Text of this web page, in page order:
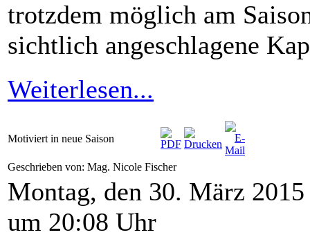
trotzdem möglich am
sichtlich angeschlagene
Weiterlesen...
Motiviert in neue Saison
Geschrieben von: Mag. Nicole Fischer
Montag, den 30. März 2015
um 20:08 Uhr